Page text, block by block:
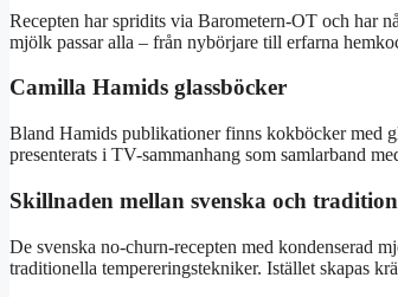
Recepten har spridits via Barometern-OT och har
mjölk passar alla – från nybörjare till erfarna
Camilla Hamids glassböcker
Bland Hamids publikationer finns kokböcker med
presenterats i TV-sammanhang som samlarband
Skillnaden mellan svenska och
De svenska no-churn-recepten med kondenserad
traditionella tempereringstekniker. Istället skapas